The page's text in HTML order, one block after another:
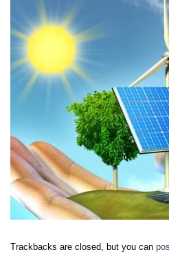
Trackbacks are closed, but you can